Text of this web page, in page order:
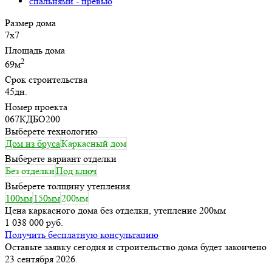
Размер дома
7х7
Площадь дома
69м2
Срок строительства
45дн.
Номер проекта
067КДБО200
Выберете технологию
Дом из брусаКаркасный дом
Выберете вариант отделки
Без отделкиПод ключ
Выберете толщину утепления
100мм 150мм200мм
Цена каркасного дома без отделки, утепление 200мм
1 038 000 руб.
Получить бесплатную консультацию
Оставьте заявку сегодня и строительство дома будет закончено
23 сентября 2026.